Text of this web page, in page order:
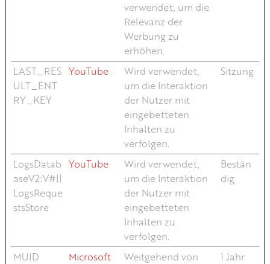
verwendet, um die
Relevanz der
Werbung zu
erhöhen.
LAST_RES
ULT_ENT
RY_KEY
YouTube
Wird verwendet,
um die Interaktion
der Nutzer mit
eingebetteten
Inhalten zu
verfolgen.
Sitzung
LogsDatab
aseV2:V#||
LogsReque
stsStore
YouTube
Wird verwendet,
um die Interaktion
der Nutzer mit
eingebetteten
Inhalten zu
verfolgen.
Bestän
dig
MUID Microsoft
Weitgehend von
1 Jahr